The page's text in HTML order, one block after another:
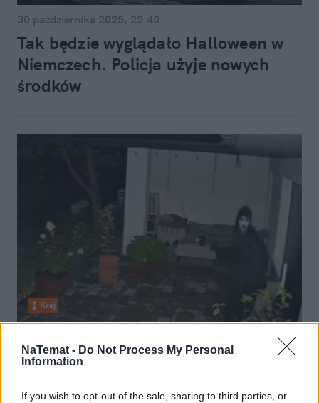
NaTemat - Do Not Process My Personal
Information
If you wish to opt-out of the sale, sharing to third parties, or
30 października 2025, 22:40
Tak będzie wyglądało Halloween w
Niemczech. Policja użyje nowych
środków
Kraj
W Serocku sceny jak z horroru.